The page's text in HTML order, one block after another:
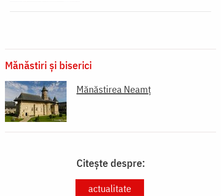
Mănăstiri și biserici
Mănăstirea Neamţ
Citește despre:
actualitate